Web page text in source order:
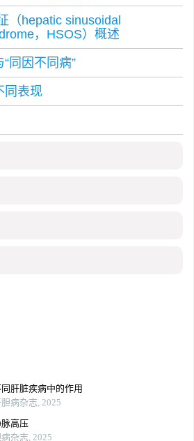
hepatic sinusoidal
，HSOS）概述
同因不同病”
同表现
肝脏疾病中的作用
病杂志, 2025
高压
杂志, 2025